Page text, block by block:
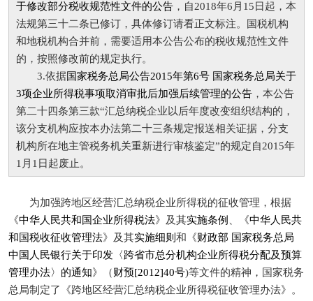
于修改部分税收规范性文件的公告，自2018年6月15日起，本
法规第三十二条已修订，具体修订请看正文标注。国税机构
和地税机构合并前，需要适用本公告公布的税收规范性文件
的，按照修改前的规定执行。
3.依据国家税务总局公告2015年第6号 国家税务总局关于
3项企业所得税事项取消审批后加强后续管理的公告，本公告
第二十四条第三款“汇总纳税企业以后年度改变组织结构的，
该分支机构应按本办法第二十三条规定报送相关证据，分支
机构所在地主管税务机关重新进行审核鉴定”的规定自2015年
1月1日起废止。
为加强跨地区经营汇总纳税企业所得税的征收管理，根据
《中华人民共和国企业所得税法》及其实施条例 、《中华人民共
和国税收征收管理法》及其实施细则 和《财政部 国家税务总局
中国人民银行关于印发〈跨省市总分机构企业所得税分配及预算
管理办法〉的通知》（财预[2012]40号)等文件的精神，国家税务
总局制定了《跨地区经营汇总纳税企业所得税征收管理办法》。